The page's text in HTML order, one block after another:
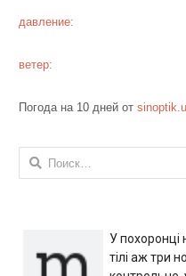
давление:
ветер:
Погода на 10 дней от
Найти:
У похоронці
тілі аж три